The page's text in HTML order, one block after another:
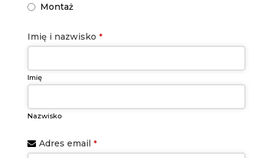
Montaż
Imię i nazwisko *
Imię
Nazwisko
Adres email *